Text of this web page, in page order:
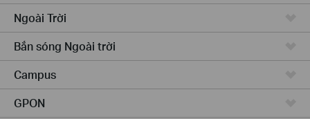
Ngoài Trời
Bắn sóng Ngoài trời
Campus
GPON